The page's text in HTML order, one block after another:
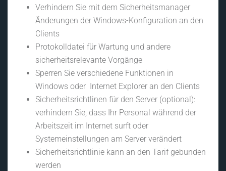
Verhindern Sie mit dem Sicherheitsmanager
Änderungen der Windows-Konfiguration an den
Clients
Protokolldatei für Wartung und andere
sicherheitsrelevante Vorgänge
Sperren Sie verschiedene Funktionen in
Windows oder Internet Explorer an den Clients
Sicherheitsrichtlinen für den Server (optional):
verhindern Sie, dass Ihr Personal während der
Arbeitszeit im Internet surft oder
Systemeinstellungen am Server verändert
Sicherheitsrichtlinie kann an den Tarif gebunden
werden